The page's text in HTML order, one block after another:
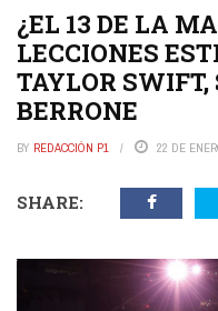
¿EL 13 DE LA
LECCIONES
TAYLOR SWIFT,
BERRONE
BY REDACCIÓN P1 22 DE
SHARE: